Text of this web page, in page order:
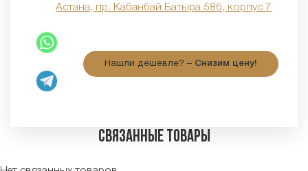
Астана, пр. Кабанбай Батыра 58б, корпус 7
Нашли дешевле? – Снизим цену!
Связанные товары